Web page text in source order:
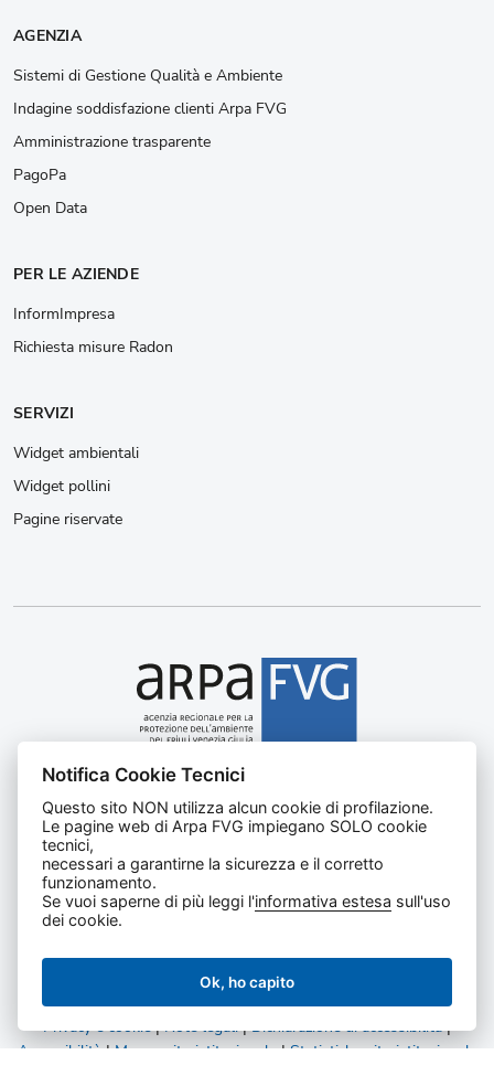
AGENZIA
Sistemi di Gestione Qualità e Ambiente
Indagine soddisfazione clienti Arpa FVG
Amministrazione trasparente
PagoPa
Open Data
PER LE AZIENDE
InformImpresa
Richiesta misure Radon
SERVIZI
Widget ambientali
Widget pollini
Pagine riservate
Agenzia regionale per la protezione dell’ambiente del
Friuli Venezia Giulia
C.F. e P. IVA 02096520305
Tel 0432 1918111
Privacy e cookie|Note legali|Dichiarazione di accessibilità|
Accessibilità|Mappa sito istituzionale|Statistiche sito istituzionale
Notifica Cookie Tecnici
Questo sito NON utilizza alcun cookie di profilazione.
Le pagine web di Arpa FVG impiegano SOLO cookie
tecnici,
necessari a garantirne la sicurezza e il corretto
funzionamento.
Se vuoi saperne di più leggi l'informativa estesa sull'uso
dei cookie.
Ok, ho capito